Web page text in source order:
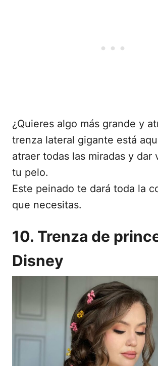
¿Quieres algo más grande y
trenza lateral gigante está
atraer todas las miradas y dar
tu pelo.
Este peinado te dará toda la
que necesitas.
10. Trenza de
Disney